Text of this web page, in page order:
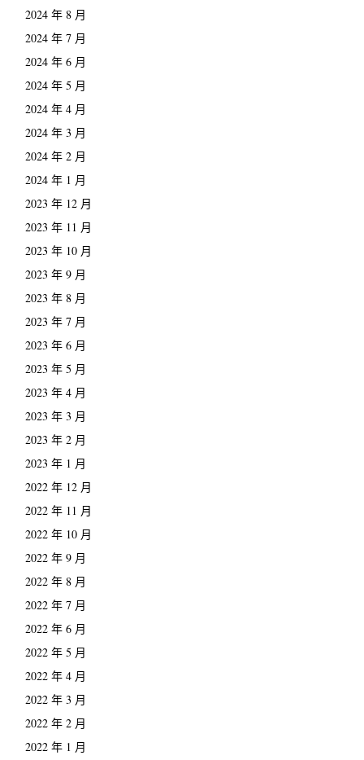
2024 年 8 月
2024 年 7 月
2024 年 6 月
2024 年 5 月
2024 年 4 月
2024 年 3 月
2024 年 2 月
2024 年 1 月
2023 年 12 月
2023 年 11 月
2023 年 10 月
2023 年 9 月
2023 年 8 月
2023 年 7 月
2023 年 6 月
2023 年 5 月
2023 年 4 月
2023 年 3 月
2023 年 2 月
2023 年 1 月
2022 年 12 月
2022 年 11 月
2022 年 10 月
2022 年 9 月
2022 年 8 月
2022 年 7 月
2022 年 6 月
2022 年 5 月
2022 年 4 月
2022 年 3 月
2022 年 2 月
2022 年 1 月